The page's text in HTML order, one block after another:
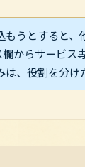
もうとすると
からサービ
、役割を分け